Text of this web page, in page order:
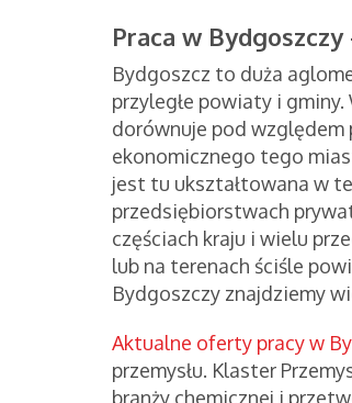
Praca w
Bydgoszcz to duża
przyległe powiaty i
dorównuje pod względem
ekonomicznego tego
jest tu ukształtowana w
przedsiębiorstwach
częściach kraju i wielu
lub na terenach ściśle
Bydgoszczy znajdziemy
Aktualne oferty pracy w By
przemysłu. Klaster
branży chemicznej i